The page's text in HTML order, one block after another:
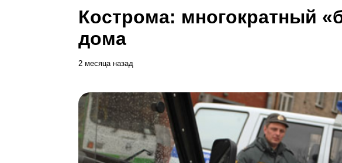
Кострома: многократный
дома
2 месяца назад